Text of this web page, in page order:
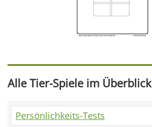
Alle Tier-Spiele im Überblick
Persönlichkeits-Tests